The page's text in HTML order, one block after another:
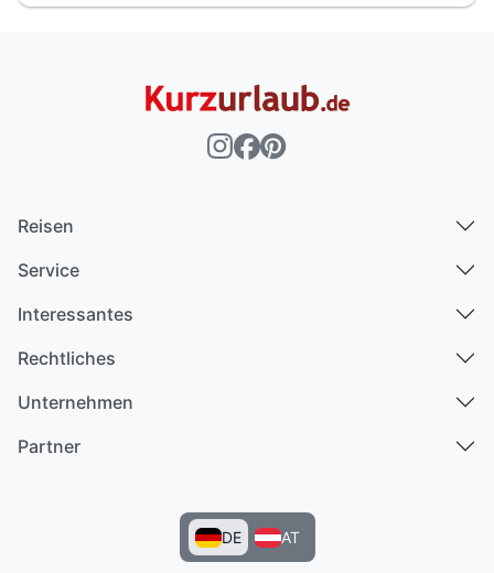
Reisen
Service
Interessantes
Rechtliches
Unternehmen
Partner
DE AT